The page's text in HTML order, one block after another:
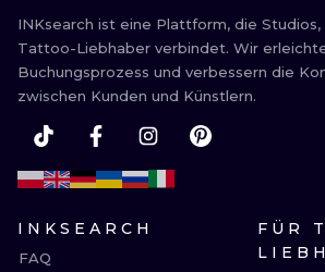
INKsearch ist eine Plattform, die Studios,
Tattoo-Liebhaber verbindet. Wir
Buchungsprozess und verbessern die
zwischen Kunden und Künstlern.
INKSEARCH
FAQ
FÜR